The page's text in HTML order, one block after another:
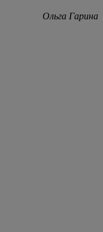
Ольга Гарина